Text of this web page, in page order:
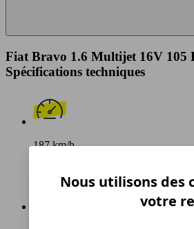
Fiat Bravo 1.6 Multijet 16V 105
Spécifications techniques
187 km/h
Nous utilisons des
votre